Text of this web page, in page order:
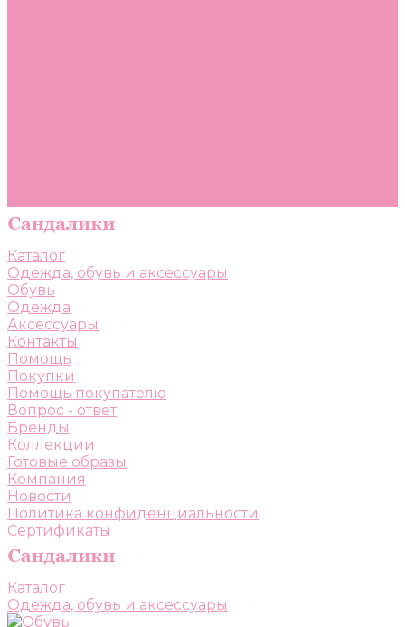
Каталог
Одежда, обувь и аксессуары
Обувь
Одежда
Аксессуары
Контакты
Помощь
Покупки
Помощь покупателю
Вопрос - ответ
Бренды
Коллекции
Готовые образы
Компания
Новости
Политика конфиденциальности
Сертификаты
Каталог
Одежда, обувь и аксессуары